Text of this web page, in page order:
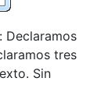
Declaramos
tres
Sin